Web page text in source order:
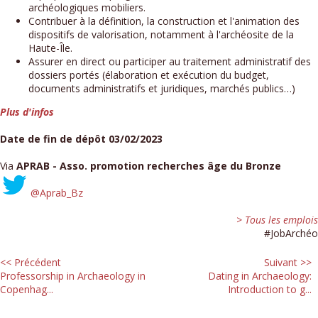
archéologiques mobiliers.
Contribuer à la définition, la construction et l'animation des
dispositifs de valorisation, notamment à l'archéosite de la
Haute-Île.
Assurer en direct ou participer au traitement administratif des
dossiers portés (élaboration et exécution du budget,
documents administratifs et juridiques, marchés publics…)
Plus d'infos
Date de fin de dépôt 03/02/2023
Via APRAB - Asso. promotion recherches âge du Bronze
@Aprab_Bz
> Tous les emplois
#JobArchéo
<< Précédent
Professorship in Archaeology in
Copenhag...
Suivant >>
Dating in Archaeology:
Introduction to g...